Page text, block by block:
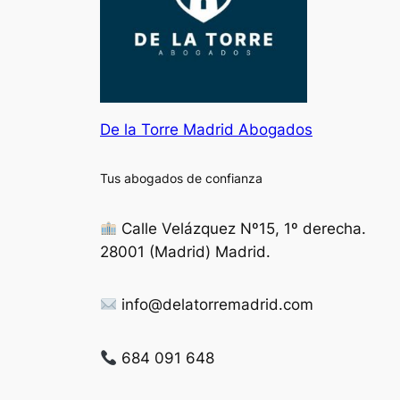
De la Torre Madrid Abogados
Tus abogados de confianza
Calle Velázquez Nº15, 1º derecha.
28001 (Madrid) Madrid.
info@delatorremadrid.com
684 091 648